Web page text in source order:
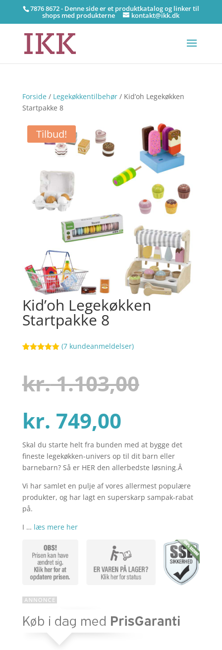
7876 8672 - Denne side er et produktkatalog og linker til
shops med produkterne kontakt@ikk.dk
Forside/ Legekøkkentilbehør/ Kid’oh Legekøkken
Startpakke 8
Tilbud!
Kid’oh Legekøkken
Startpakke 8
baseret på
kundebedøm
melser
(7 kundeanmeldelser)
kr.1.103,00
pris
var:
kr. 749,00Den
aktuelle
pris
kr.
Skal du starte helt fra bunden med at bygge det
fineste legekøkken-univers op til dit barn eller
barnebarn? Så er HER den allerbedste løsning.Â
Vi har samlet en pulje af vores allermest populære
produkter, og har lagt en superskarp sampak-rabat
på.
I … læs mere her